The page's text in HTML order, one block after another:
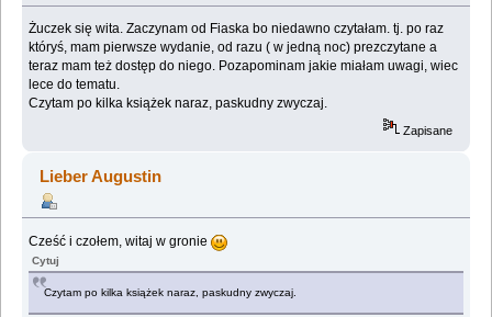
Żuczek się wita. Zaczynam od Fiaska bo niedawno czytałam. tj. po raz
któryś, mam pierwsze wydanie, od razu ( w jedną noc) prezczytane a
teraz mam też dostęp do niego. Pozapominam jakie miałam uwagi, wiec
lece do tematu.
Czytam po kilka książek naraz, paskudny zwyczaj.
Zapisane
Lieber Augustin
Cześć i czołem, witaj w gronie
Cytuj
Czytam po kilka książek naraz, paskudny zwyczaj.